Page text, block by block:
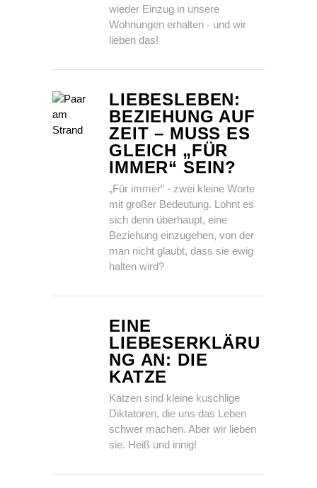
wieder Einzug in unsere
Wohnungen erhalten - und wir
lieben das!
LIEBESLEBEN:
BEZIEHUNG AUF
ZEIT – MUSS ES
GLEICH „FÜR
IMMER“ SEIN?
„Für immer“ - zwei kleine Worte
mit großer Bedeutung. Lohnt es
sich denn überhaupt, eine
Beziehung einzugehen, von der
man nicht glaubt, dass sie ewig
halten wird?
EINE
LIEBESERKLÄRU
NG AN: DIE
KATZE
Katzen sind kleine kuschlige
Diktatoren, die uns das Leben
schwer machen. Aber wir lieben
sie. Heiß und innig!